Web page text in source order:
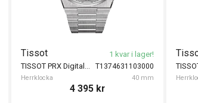
T1374631103000
Tissot
Herrklocka 40 mm
1 kvar i lager!
4 395 kr